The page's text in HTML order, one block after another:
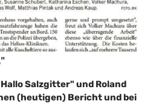
Salzgitter" und Roland
(heutigen) Bericht und bei